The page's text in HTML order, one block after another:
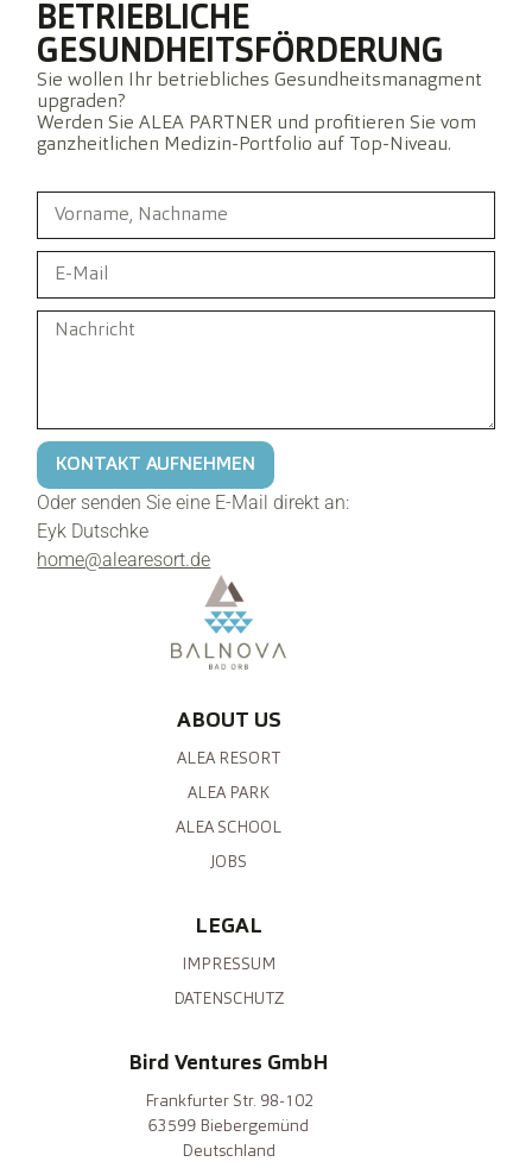
BETRIEBLICHE
GESUNDHEITSFÖRDERUNG
Sie wollen Ihr betriebliches Gesundheitsmanagment
upgraden?
Werden Sie ALEA PARTNER und profitieren Sie vom
ganzheitlichen Medizin-Portfolio auf Top-Niveau.
KONTAKT AUFNEHMEN
Oder senden Sie eine E-Mail direkt an:
Eyk Dutschke
home@alearesort.de
ABOUT US
ALEA RESORT
ALEA PARK
ALEA SCHOOL
JOBS
LEGAL
IMPRESSUM
DATENSCHUTZ
Bird Ventures GmbH
Frankfurter Str. 98-102
63599 Biebergemünd
Deutschland